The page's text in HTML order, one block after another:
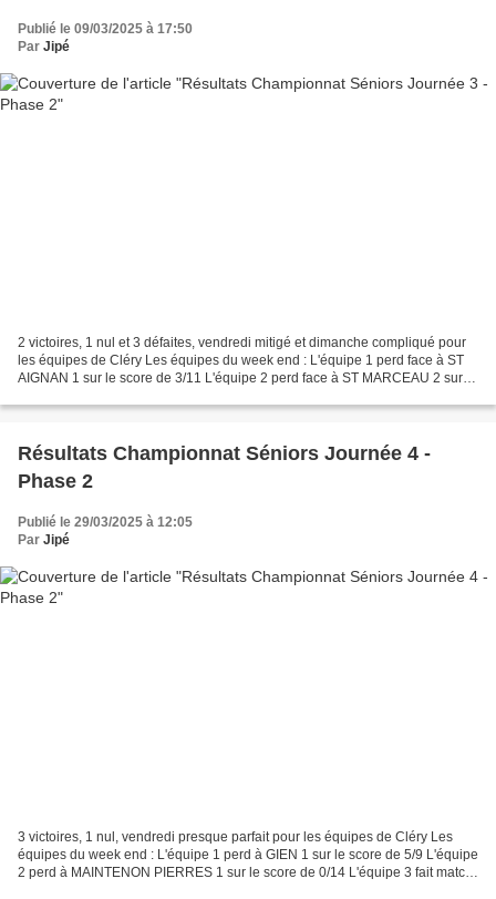
Publié le 09/03/2025 à 17:50
Par Jipé
2 victoires, 1 nul et 3 défaites, vendredi mitigé et dimanche compliqué pour
les équipes de Cléry Les équipes du week end : L'équipe 1 perd face à ST
AIGNAN 1 sur le score de 3/11 L'équipe 2 perd face à ST MARCEAU 2 sur le
Résultats Championnat Séniors Journée 4 -
Phase 2
Publié le 29/03/2025 à 12:05
Par Jipé
3 victoires, 1 nul, vendredi presque parfait pour les équipes de Cléry Les
équipes du week end : L'équipe 1 perd à GIEN 1 sur le score de 5/9 L'équipe
2 perd à MAINTENON PIERRES 1 sur le score de 0/14 L'équipe 3 fait match